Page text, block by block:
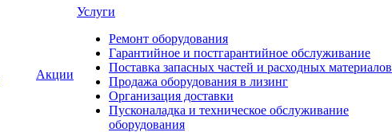
Акции
Услуги
Ремонт оборудования
Гарантийное и постгарантийное обслуживание
Поставка запасных частей и расходных материалов
Продажа оборудования в лизинг
Организация доставки
Пусконаладка и техническое обслуживание
оборудования